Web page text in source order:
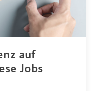
auf
Jobs